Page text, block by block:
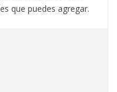
que puedes agregar.